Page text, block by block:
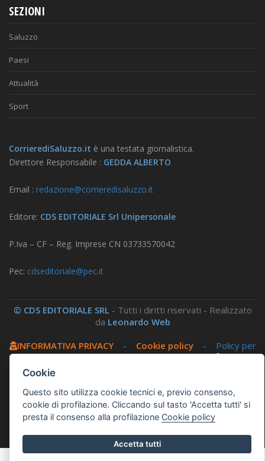
SEZIONI
Saluzzo
Paesi
Attualità
Sport
CorrierediSaluzzo.it è una testata giornalistica.
Direttore Responsabile : GEDDA ALBERTO
Email : redazione@corrieredisaluzzo.it
Editore: CDS EDITORIALE Srl Unipersonale
P.Iva – CF – Reg. Imprese CN 03733570042
Pec: cdseditoriale@pec.it
© CDS EDITORIALE SRL - Tutti i diritti riservati - Realizzato
da Leonardo Web
INFORMATIVA PRIVACY- Cookie policy- Policy per
i social-Amministrazione trasparente-
Area
Questo sito utilizza, nella versione per UTENTI CON
DISLESSIA,Biancoenero ®, una font italiana ad Alta
Cookie
Questo sito utilizza cookie tecnici e, previo consenso,
cookie di profilazione. Cliccando sul tasto 'Accetta tutti' si
presta il consenso alla profilazione Cookie policy
Accetta tutti